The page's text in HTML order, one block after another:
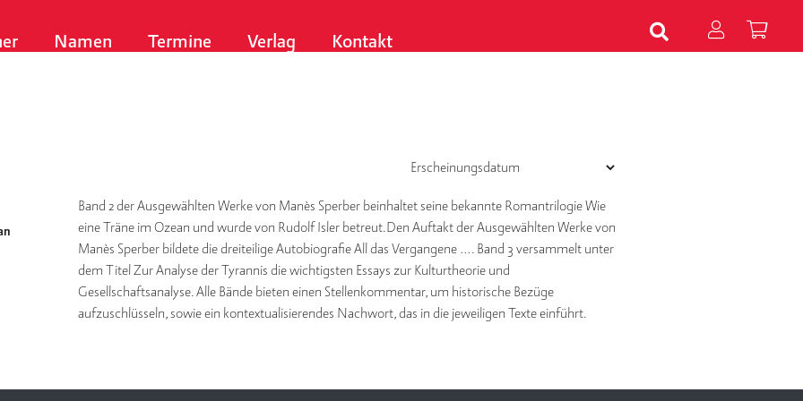
Namen Termine Verlag Kontakt
Band 2 der Ausgewählten Werke von Manès Sperber beinhaltet seine bekannte Romantrilogie Wie
eine Träne im Ozean und wurde von Rudolf Isler betreut.Den Auftakt der Ausgewählten Werke von
Manès Sperber bildete die dreiteilige Autobiografie All das Vergangene …. Band 3 versammelt unter
dem Titel Zur Analyse der Tyrannis die wichtigsten Essays zur Kulturtheorie und
Gesellschaftsanalyse. Alle Bände bieten einen Stellenkommentar, um historische Bezüge
aufzuschlüsseln, sowie ein kontextualisierendes Nachwort, das in die jeweiligen Texte einführt.